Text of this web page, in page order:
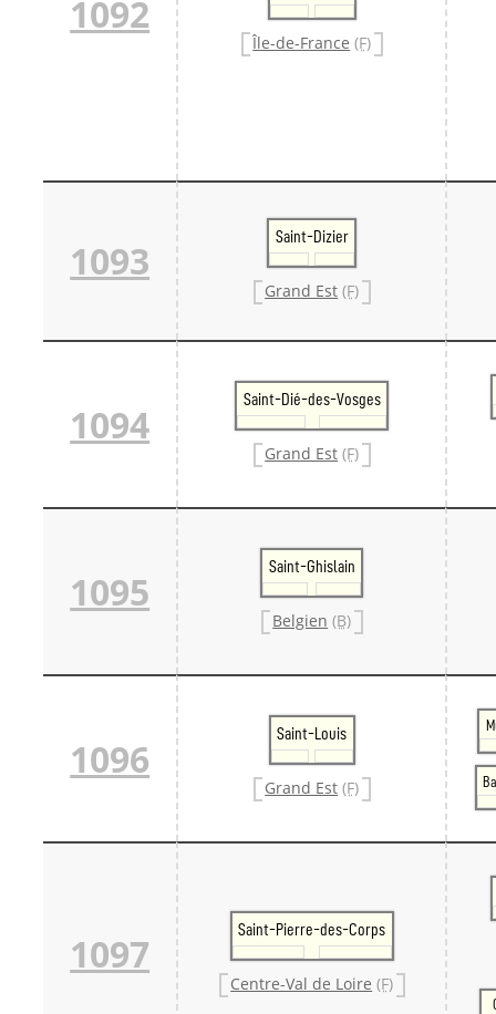
1092
Île-de-France (F)
1093
Saint-Dizier
Grand Est (F)
1094
Saint-Dié-des-Vosges
Grand Est (F)
1095
Saint-Ghislain
Belgien (B)
1096
Saint-Louis
Grand Est (F)
1097
Saint-Pierre-des-Corps
Centre-Val de Loire (F)